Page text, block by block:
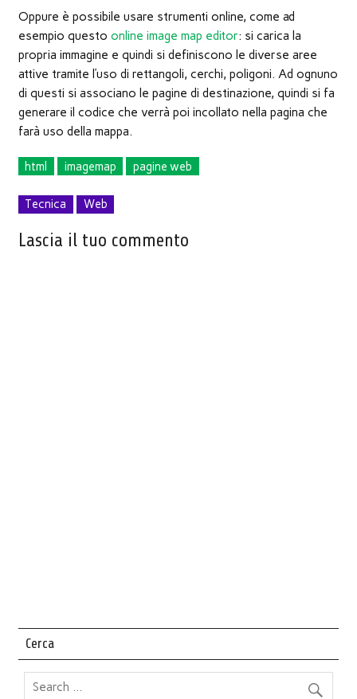
Oppure è possibile usare strumenti online, come ad
esempio questo online image map editor: si carica la
propria immagine e quindi si definiscono le diverse aree
attive tramite l’uso di rettangoli, cerchi, poligoni. Ad ognuno
di questi si associano le pagine di destinazione, quindi si fa
generare il codice che verrà poi incollato nella pagina che
farà uso della mappa.
html imagemap pagine web
Tecnica Web
Lascia il tuo commento
Cerca